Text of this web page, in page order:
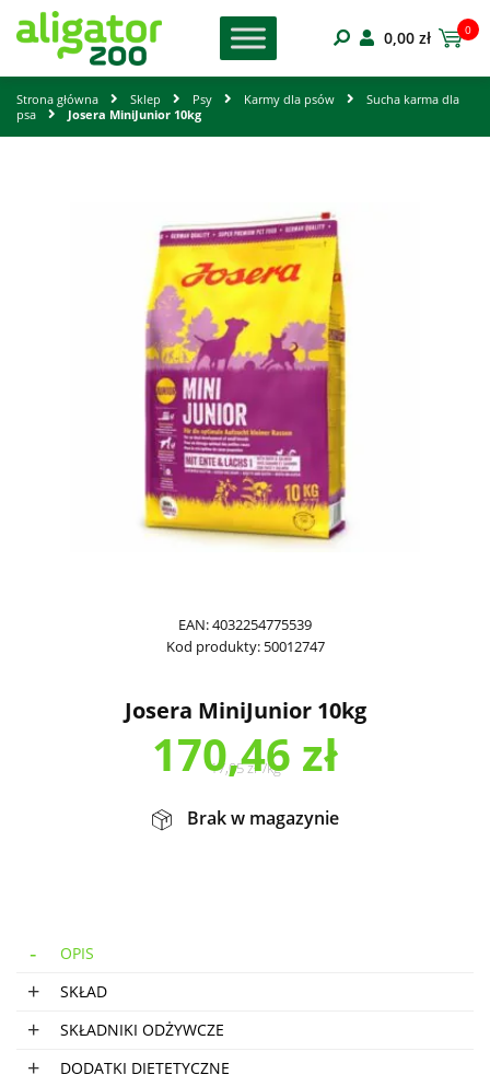
0,00 zł 0
Strona główna Sklep Psy Karmy dla psów
Sucha karma dla
psa
Josera MiniJunior 10kg
EAN:4032254775539
Kod produkty: 50012747
Josera MiniJunior 10kg
170,46 zł
17,05zł /kg
Brak w magazynie
OPIS
SKŁAD
SKŁADNIKI ODŻYWCZE
DODATKI DIETETYCZNE